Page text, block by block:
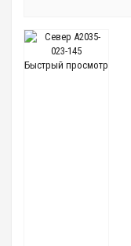
Быстрый просмотр